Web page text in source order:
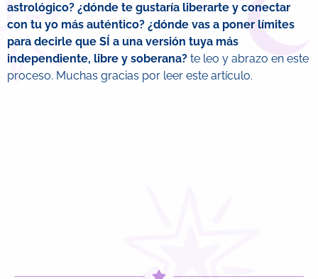
astrológico? ¿dónde te gustaría liberarte y conectar
con tu yo más auténtico? ¿dónde vas a poner límites
para decirle que SÍ a una versión tuya más
independiente, libre y soberana? te leo y abrazo en este
proceso. Muchas gracias por leer este artículo.